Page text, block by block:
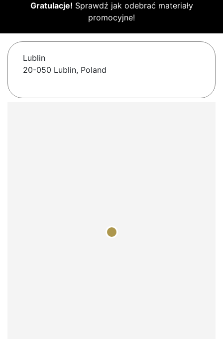
Gratulacje! Sprawdź jak odebrać materiały
promocyjne!
Lublin
20-050 Lublin, Poland